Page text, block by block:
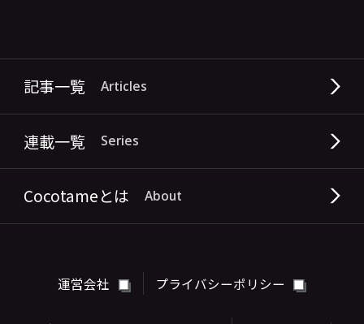
記事一覧 Articles
連載一覧 Series
Cocotameとは About
運営会社 プライバシーポリシー